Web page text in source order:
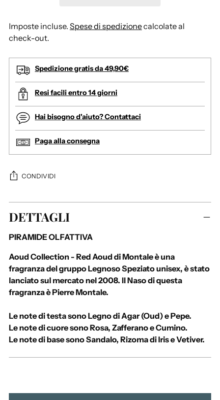
Imposte incluse. Spese di spedizionecalcolate al
check-out.
Spedizione gratis da 49,90€
Resi facili entro 14 giorni
Hai bisogno d'aiuto? Contattaci
Paga alla consegna
CONDIVIDI
A
g
i
n
g
e
r
u
n
p
r
o
DETTAGLI
PIRAMIDE OLFATTIVA
Aoud Collection - Red Aoud di Montale è una
fragranza del gruppo Legnoso Speziato unisex, è stato
lanciato sul mercato nel 2008. Il Naso di questa
fragranza è Pierre Montale.
Le note di testa sono Legno di Agar (Oud) e Pepe.
Le note di cuore sono Rosa, Zafferano e Cumino.
Le note di base sono Sandalo, Rizoma di Iris e Vetiver.